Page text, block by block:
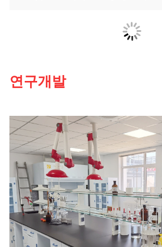
연구개발